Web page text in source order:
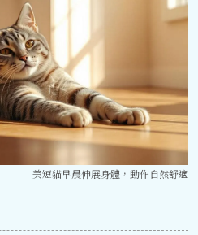
美短貓早晨伸展身體，動作自然舒適